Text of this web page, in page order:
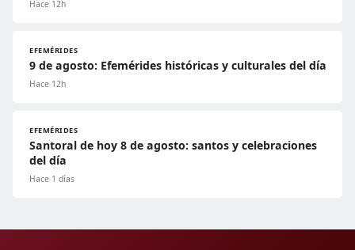
Hace 12h
EFEMÉRIDES
9 de agosto: Efemérides históricas y culturales del día
Hace 12h
EFEMÉRIDES
Santoral de hoy 8 de agosto: santos y celebraciones
del día
Hace 1 días